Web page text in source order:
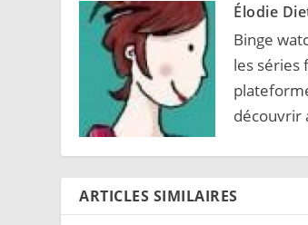
Élodie
Binge
les séries
découvrir
ARTICLES SIMILAIRES